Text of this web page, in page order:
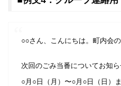
○○さん、こんにちは。町内会の
次回のごみ当番についてお知ら
○月○日（月）〜○月○日（日）